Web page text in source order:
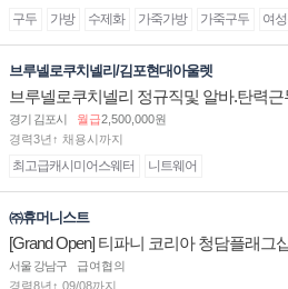
구두 가방 수제화 가죽가방 가죽구두 여
브루넬로쿠치넬리/김포현대아울렛
브루넬로쿠치넬리 정규직및 알바.탄력근
경기 김포시 월급2,500,000원
경력3년↑ 채용시까지
최고급캐시미어스웨터 니트웨어
㈜휴머니스트
[Grand Open] 티파니 코리아 청담플래그
계대전 판매사원 채용
서울 강남구
급여협의
경력8년↑ 09/08까지